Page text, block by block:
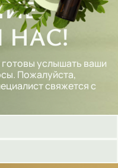
НАС!
услышать ваши
Пожалуйста,
свяжется с